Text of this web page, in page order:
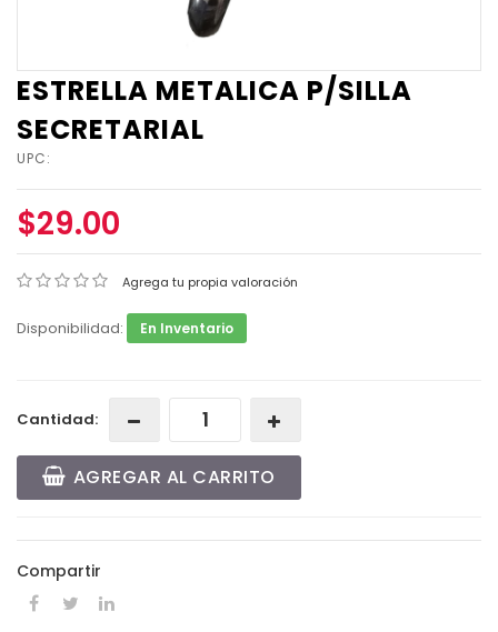
ESTRELLA METALICA P/SILLA
SECRETARIAL
UPC:
$29.00
Agrega tu propia valoración
Disponibilidad: En Inventario
Cantidad:
AGREGAR AL CARRITO
Compartir